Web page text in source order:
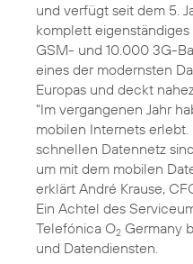
und verfügt seit dem 5.
komplett eigenständiges
GSM- und 10.000 3G-
eines der modernsten
Europas und deckt
"Im vergangenen Jahr
mobilen Internets
schnellen Datennetz
um mit dem mobilen
erklärt André Krause,
Ein Achtel des
Telefónica O2 Germany
und Datendiensten.